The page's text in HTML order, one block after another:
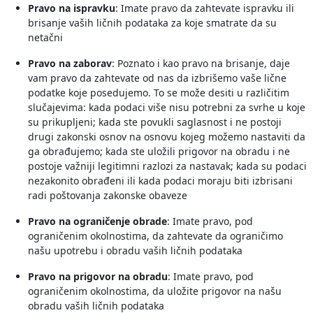
Pravo na ispravku: Imate pravo da zahtevate ispravku ili
brisanje vaših ličnih podataka za koje smatrate da su
netačni
Pravo na zaborav: Poznato i kao pravo na brisanje, daje
vam pravo da zahtevate od nas da izbrišemo vaše lične
podatke koje posedujemo. To se može desiti u različitim
slučajevima: kada podaci više nisu potrebni za svrhe u koje
su prikupljeni; kada ste povukli saglasnost i ne postoji
drugi zakonski osnov na osnovu kojeg možemo nastaviti da
ga obrađujemo; kada ste uložili prigovor na obradu i ne
postoje važniji legitimni razlozi za nastavak; kada su podaci
nezakonito obrađeni ili kada podaci moraju biti izbrisani
radi poštovanja zakonske obaveze
Pravo na ograničenje obrade: Imate pravo, pod
ograničenim okolnostima, da zahtevate da ograničimo
našu upotrebu i obradu vaših ličnih podataka
Pravo na prigovor na obradu: Imate pravo, pod
ograničenim okolnostima, da uložite prigovor na našu
obradu vaših ličnih podataka